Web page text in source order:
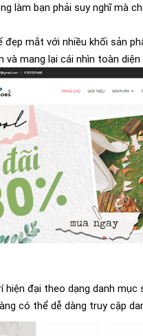
làm bạn phải suy nghĩ mà
đẹp mắt với nhiều khối sản
và mang lại cái nhìn toàn
hiện đại theo dạng danh
có thể dễ dàng truy cập